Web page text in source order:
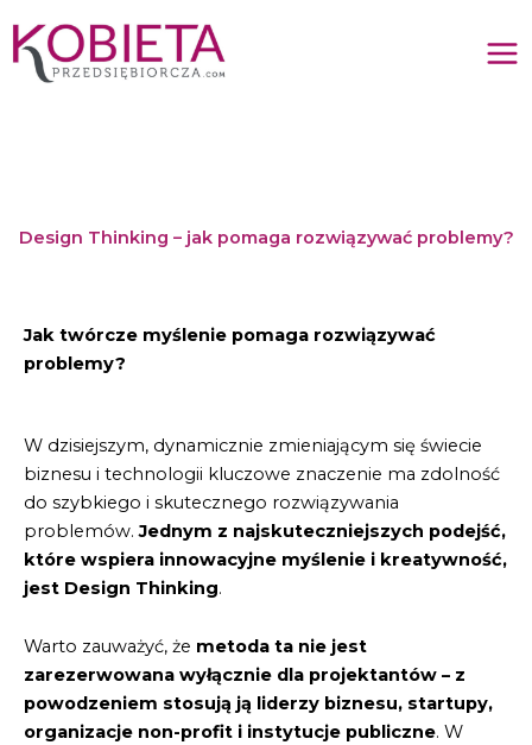
do
treści
Design Thinking – jak pomaga rozwiązywać problemy?
Jak twórcze myślenie pomaga rozwiązywać
problemy?
W dzisiejszym, dynamicznie zmieniającym się świecie
biznesu i technologii kluczowe znaczenie ma zdolność
do szybkiego i skutecznego rozwiązywania
problemów.Jednym z najskuteczniejszych podejść,
które wspiera innowacyjne myślenie i kreatywność,
jest Design Thinking.
Warto zauważyć, że metoda ta nie jest
zarezerwowana wyłącznie dla projektantów – z
powodzeniem stosują ją liderzy biznesu, startupy,
organizacje non-profit i instytucje publiczne. W